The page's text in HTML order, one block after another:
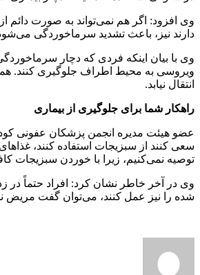
وی افزود: اگر هم نمی‌تواند به صورت دائم
دارند نیز، باعث تشدید سرماخوردگی
وی با بیان اینکه فردی که دچار
ویروسی به محیط اطراف جلوگیری کنند.
انتقال نیابد.
راهکار شما برای جلوگیری از بیماری
عضو هیئت مدیره انجمن پزشکان عفونی
سعی کنند از سبزیجات استفاده کنند،
توصیه نمی‌کنیم، زیرا با خوردن سبزیجات
وی در آخر خاطر نشان کرد: افراد حتماً در
شده را نیز عمل کنند، می‌توان گفت مریض